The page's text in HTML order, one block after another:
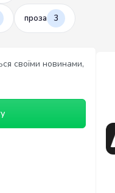
проза 3
своїми новинами,